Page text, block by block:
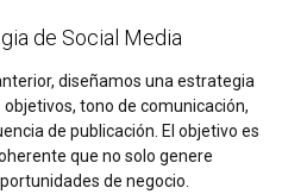
de Social Media
diseñamos una estrategia
tono de comunicación,
de publicación. El objetivo es
que no solo genere
de negocio.